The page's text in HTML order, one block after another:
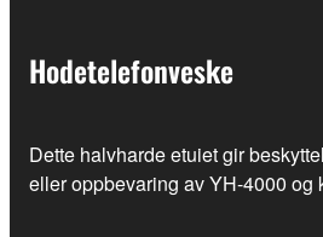
Hodetelefonveske
Dette halvharde etuiet gir
eller oppbevaring av YH-4000 og